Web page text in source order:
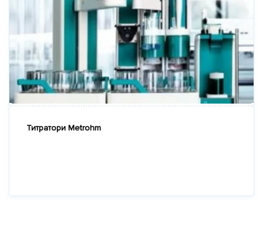
Титратори Metrohm